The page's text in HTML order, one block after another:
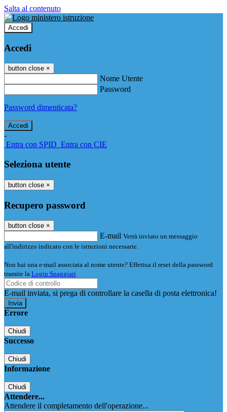
Salta al contenuto
Accedi
Accedi
button close ×
Nome Utente
Password
Password dimenticata?
-
Entra con SPID Entra con CIE
Seleziona utente
button close ×
Recupero password
button close ×
E-mail Verrà inviato un messaggio
all'indirizzo indicato con le istruzioni necessarie.
Non hai una e-mail associata al nome utente? Effettua il reset della password
tramite la Login Spaggiari
E-mail inviata, si prega di controllare la casella di posta elettronica!
Errore
Chiudi
Successo
Chiudi
Informazione
Chiudi
Attendere...
Attendere il completamento dell'operazione...